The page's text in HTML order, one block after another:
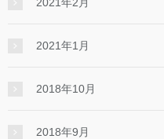
2021年1月
2018年10月
2018年9月